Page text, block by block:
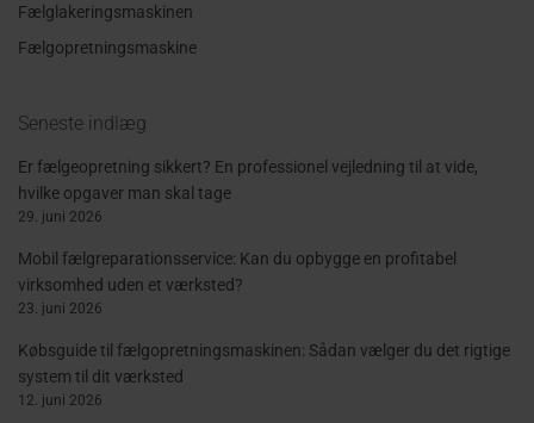
Fælglakeringsmaskinen
Fælgopretningsmaskine
Seneste indlæg
Er fælgeopretning sikkert? En professionel vejledning til at vide,
hvilke opgaver man skal tage
29. juni 2026
Mobil fælgreparationsservice: Kan du opbygge en profitabel
virksomhed uden et værksted?
23. juni 2026
Købsguide til fælgopretningsmaskinen: Sådan vælger du det rigtige
system til dit værksted
12. juni 2026